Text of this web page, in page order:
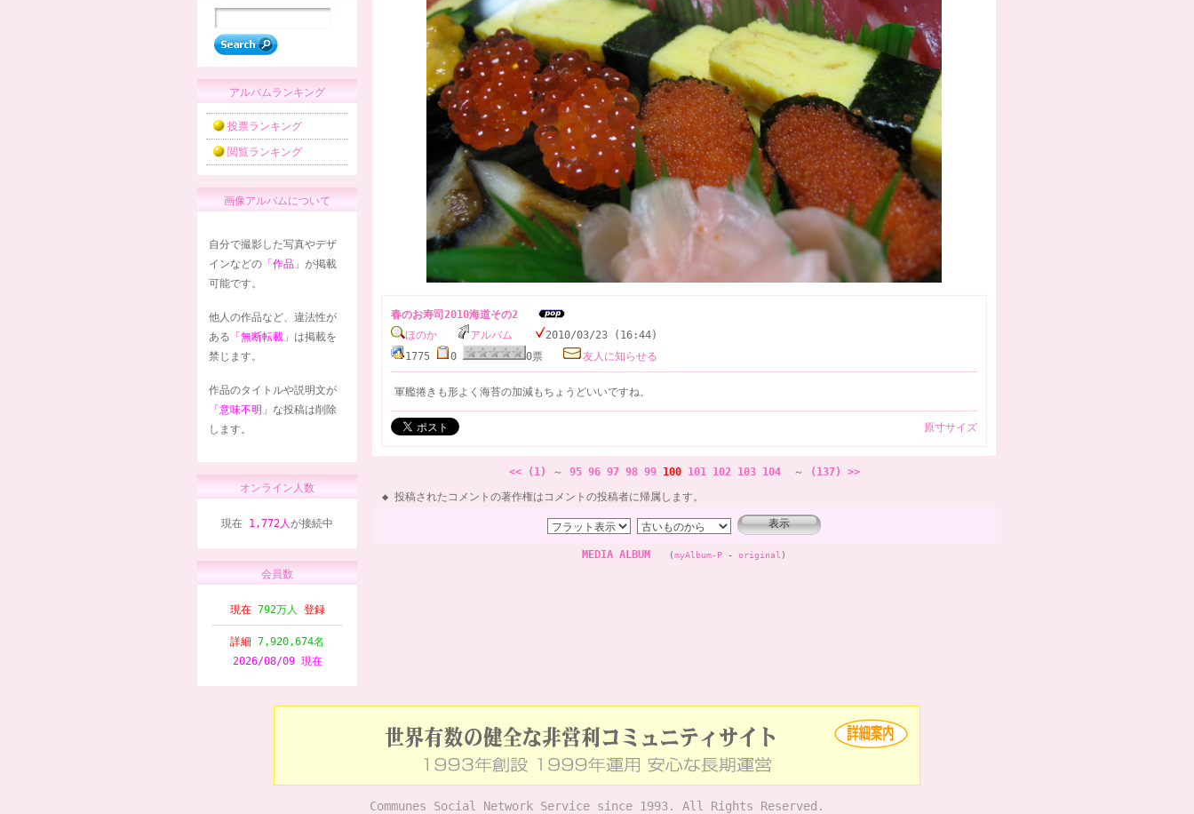
アルバムランキング
投票ランキング
閲覧ランキング
画像アルバムについて
自分で撮影した写真やデザ
インなどの 「作品」 が掲載
可能です。
他人の作品など、違法性が
ある 「無断転載」 は掲載を
禁じます。
作品のタイトルや説明文が
「意味不明」 な投稿は削除
します。
オンライン人数
現在 1,772人が接続中
会員数
現在 792万人 登録
詳細 7,920,674名
2026/08/09 現在
春のお寿司2010海道その2
ほのか
アルバム
2010/03/23 (16:44)
1775
0 0票 友人に知らせる
軍艦捲きも形よく海苔の加減もちょうどいいですね。
原寸サイズ
<< (1) ～ 95 96 97 98 99 100 101 102 103 104 ～
(137) >>
投稿されたコメントの著作権はコメントの投稿者に帰属します。
MEDIA ALBUM (myAlbum-P - original )
Communes Social Network Service since 1993. All Rights Reserved.